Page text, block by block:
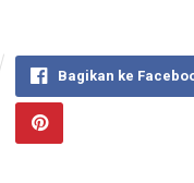
Bagikan ke